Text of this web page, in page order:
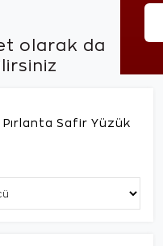
olarak da
Safir Yüzük